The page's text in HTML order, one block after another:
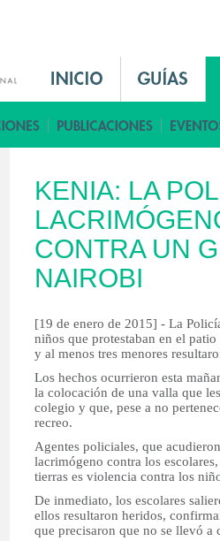
i
n
e
n
u
E
s
KENIA: LA
CONTRA UN
NAIROBI
[19 de enero de 2015] - La
niños que protestaban en el
y al menos tres menores
Los hechos ocurrieron esta
la colocación de una valla que
colegio y que, pese a no
recreo.
Agentes policiales, que
lacrimógeno contra los
tierras es violencia contra los
De inmediato, los escolares
ellos resultaron heridos,
que precisaron que no se llevó a